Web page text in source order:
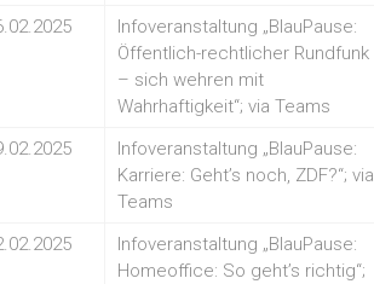
Infoveranstaltung „BlauPause:
Öffentlich-rechtlicher Rundfunk
– sich wehren mit
Wahrhaftigkeit“; via Teams
Infoveranstaltung „BlauPause:
Karriere: Geht’s noch, ZDF?“; via
Teams
Infoveranstaltung „BlauPause:
Homeoffice: So geht’s richtig“;